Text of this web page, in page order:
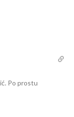
Po prostu